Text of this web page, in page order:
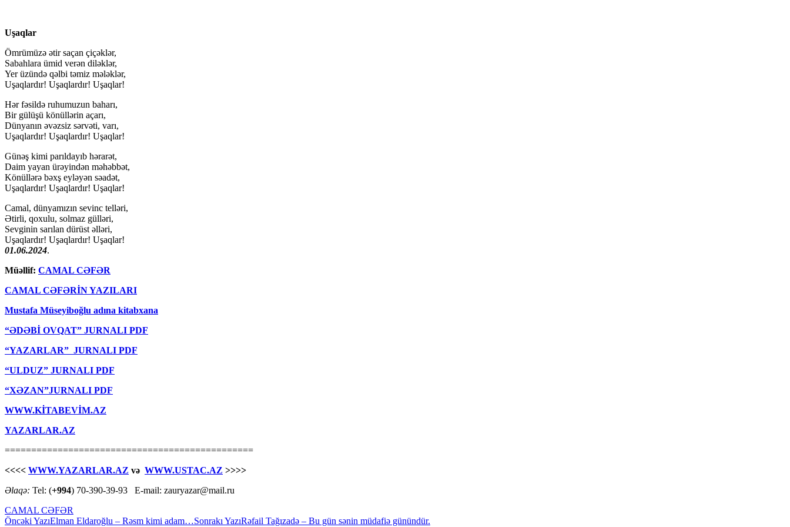
Uşaqlar
Ömrümüzə ətir saçan çiçəklər,
Sabahlara ümid verən diləklər,
Yer üzündə qəlbi təmiz mələklər,
Uşaqlardır! Uşaqlardır! Uşaqlar!
Hər fəsildə ruhumuzun baharı,
Bir gülüşü könüllərin açarı,
Dünyanın əvəzsiz sərvəti, varı,
Uşaqlardır! Uşaqlardır! Uşaqlar!
Günəş kimi parıldayıb hərarət,
Daim yayan ürəyindən məhəbbət,
Könüllərə bəxş eyləyən səadət,
Uşaqlardır! Uşaqlardır! Uşaqlar!
Camal, dünyamızın sevinc telləri,
Ətirli, qoxulu, solmaz gülləri,
Sevginin sarılan dürüst əlləri,
Uşaqlardır! Uşaqlardır! Uşaqlar!
01.06.2024.
Müəllif: CAMAL CƏFƏR
CAMAL CƏFƏRİN YAZILARI
Mustafa Müseyiboğlu adına kitabxana
“ƏDƏBİ OVQAT” JURNALI PDF
“YAZARLAR” JURNALI PDF
“ULDUZ” JURNALI PDF
“XƏZAN”JURNALI PDF
WWW.KİTABEVİM.AZ
YAZARLAR.AZ
===============================================
<<<< WWW.YAZARLAR.AZ və WWW.USTAC.AZ >>>>
Əlaqə: Tel: (+994) 70-390-39-93 E-mail: zauryazar@mail.ru
CAMAL CƏFƏR
Yazılar
Öncəki YazıElman Eldaroğlu – Rəsm kimi adam…Sonrakı YazıRəfail Tağızadə – Bu gün sənin müdafiə günündür.